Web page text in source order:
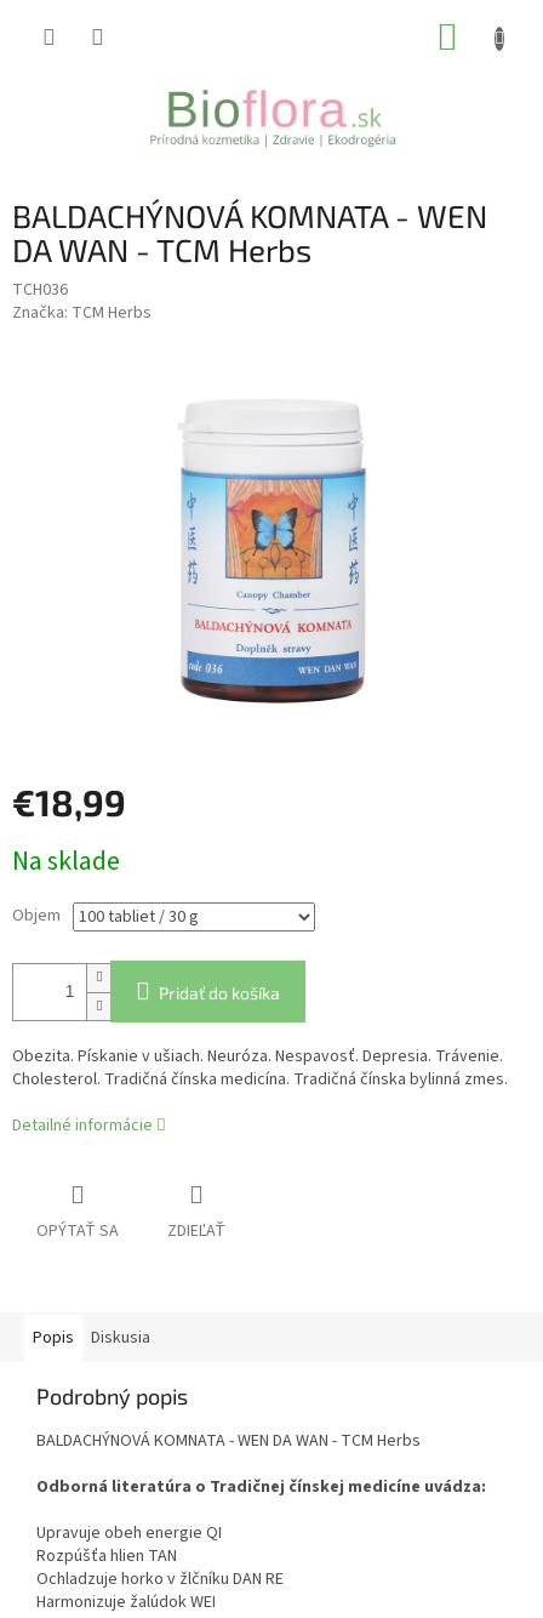
BALDACHÝNOVÁ KOMNATA - WEN
DA WAN - TCM Herbs
TCH036
Značka: TCM Herbs
€18,99
cena:
Na sklade
Objem
Pridať do košíka
Obezita. Pískanie v ušiach. Neuróza. Nespavosť. Depresia. Trávenie.
Cholesterol. Tradičná čínska medicína. Tradičná čínska bylinná zmes.
Detailné informácie
OPÝTAŤ SA ZDIEĽAŤ
Popis Diskusia
Podrobný popis
BALDACHÝNOVÁ KOMNATA - WEN DA WAN - TCM Herbs
Odborná literatúra o Tradičnej čínskej medicíne uvádza:
Upravuje obeh energie QI
Rozpúšťa hlien TAN
Ochladzuje horko v žlčníku DAN RE
Harmonizuje žalúdok WEI